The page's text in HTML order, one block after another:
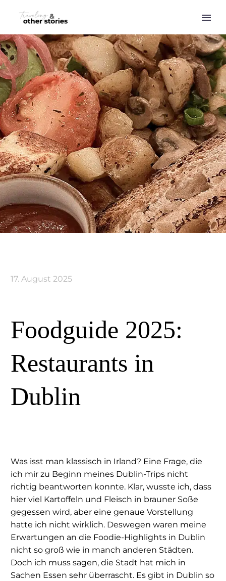
17. August 2025
Foodguide 2025:
Restaurants in
Dublin
Was isst man klassisch in Irland? Eine Frage, die
ich mir zu Beginn meines Dublin-Trips nicht
richtig beantworten konnte. Klar, wusste ich, dass
hier viel Kartoffeln und Fleisch in brauner Soße
gegessen wird, aber eine genaue Vorstellung
hatte ich nicht wirklich. Deswegen waren meine
Erwartungen an die Foodie-Highlights in Dublin
nicht so groß wie in manch anderen Städten.
Doch ich muss sagen, die Stadt hat mich in
Sachen Essen sehr überrascht. Es gibt in Dublin so